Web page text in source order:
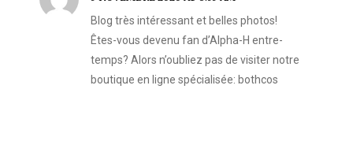
Blog très intéressant et belles photos!
Êtes-vous devenu fan d’Alpha-H entre-
temps? Alors n’oubliez pas de visiter notre
boutique en ligne spécialisée: bothcos